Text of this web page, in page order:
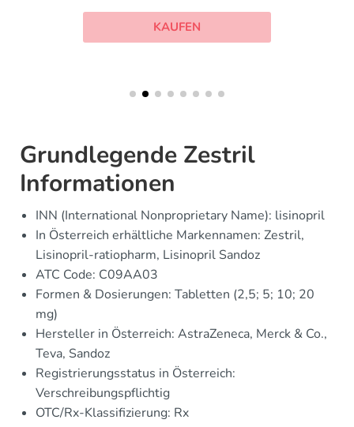
KAUFEN
Grundlegende Zestril
Informationen
INN (International Nonproprietary Name): lisinopril
In Österreich erhältliche Markennamen: Zestril,
Lisinopril-ratiopharm, Lisinopril Sandoz
ATC Code: C09AA03
Formen & Dosierungen: Tabletten (2,5; 5; 10; 20
mg)
Hersteller in Österreich: AstraZeneca, Merck & Co.,
Teva, Sandoz
Registrierungsstatus in Österreich:
Verschreibungspflichtig
OTC/Rx-Klassifizierung: Rx